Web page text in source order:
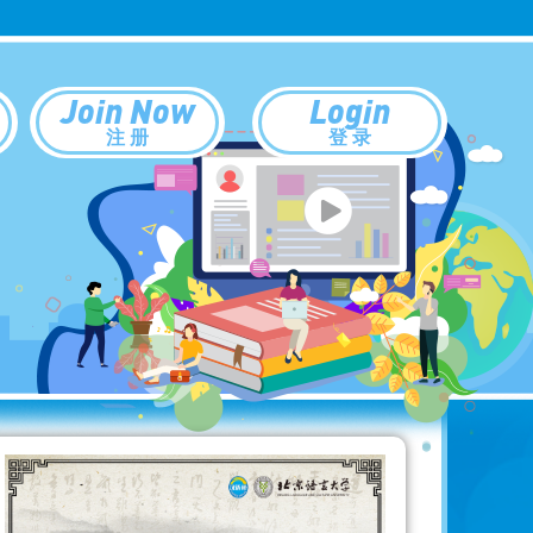
Join Now
注 册
Login
登 录